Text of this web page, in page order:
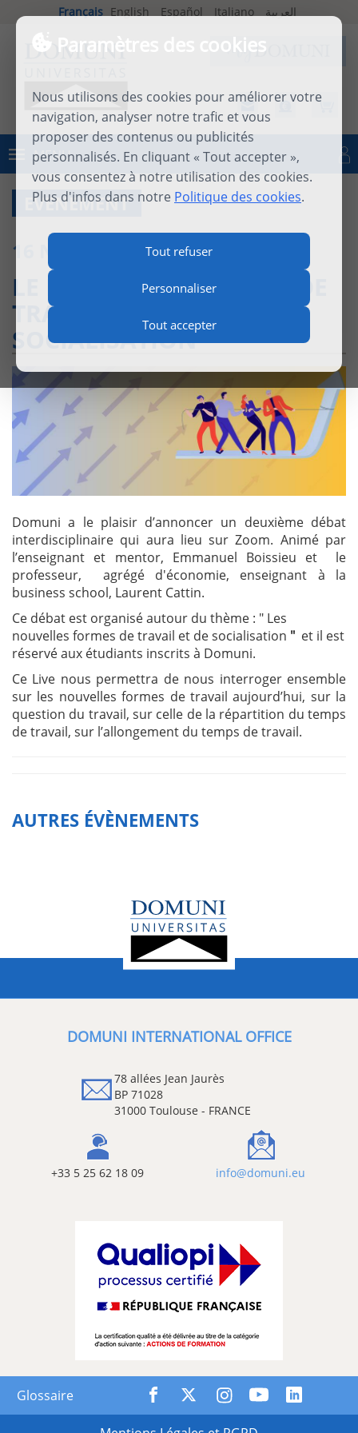
Paramètres des cookies
Nous utilisons des cookies pour améliorer votre
navigation, analyser notre trafic et vous
proposer des contenus ou publicités
personnalisés. En cliquant « Tout accepter »,
vous consentez à notre utilisation des cookies.
Plus d'infos dans notre Politique des cookies.
Tout refuser
Personnaliser
Tout accepter
Français English Español Italiano العربية
MENU Se connecter
EVENEMENT
16 NOVEMBRE 2021
LE NOUVELLES FORMES DE
TRAVAIL ET DE
SOCIALISATION
Domuni a le plaisir d’annoncer un deuxième débat
interdisciplinaire qui aura lieu sur Zoom. Animé par
l’enseignant et mentor, Emmanuel Boissieu et le
professeur, agrégé d'économie, enseignant à la
business school, Laurent Cattin.
Ce débat est organisé autour du thème : " Les
nouvelles formes de travail et de socialisation " et il est
réservé aux étudiants inscrits à Domuni.
Ce Live nous permettra de nous interroger ensemble
sur les nouvelles formes de travail aujourd’hui, sur la
question du travail, sur celle de la répartition du temps
de travail, sur l’allongement du temps de travail.
AUTRES ÉVÈNEMENTS
DOMUNI INTERNATIONAL OFFICE
78 allées Jean Jaurès
BP 71028
31000 Toulouse - FRANCE
+33 5 25 62 18 09 info@domuni.eu
Glossaire